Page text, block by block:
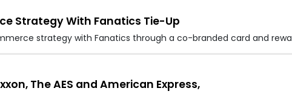
Strategy With Fanatics Tie-Up
strategy with Fanatics through a co-branded card and
The AES and American Express,